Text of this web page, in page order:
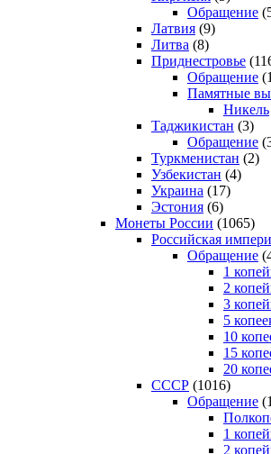
Обращение
Латвия (9)
Литва (8)
Приднестровье
Обращение
Памятные
Никель
Таджикистан (3)
Обращение
Туркменистан (2)
Узбекистан (4)
Украина (17)
Эстония (6)
Монеты России (1065)
Российская
Обращение
1
2
3
5
10
15
20
СССР (1016)
Обращение
1
2